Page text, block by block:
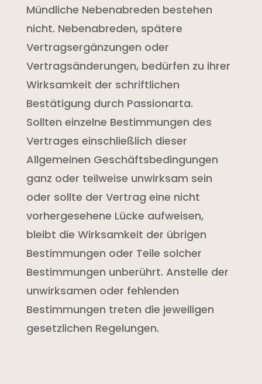
Mündliche Nebenabreden bestehen
nicht. Nebenabreden, spätere
Vertragsergänzungen oder
Vertragsänderungen, bedürfen zu ihrer
Wirksamkeit der schriftlichen
Bestätigung durch Passionarta.
Sollten einzelne Bestimmungen des
Vertrages einschließlich dieser
Allgemeinen Geschäftsbedingungen
ganz oder teilweise unwirksam sein
oder sollte der Vertrag eine nicht
vorhergesehene Lücke aufweisen,
bleibt die Wirksamkeit der übrigen
Bestimmungen oder Teile solcher
Bestimmungen unberührt. Anstelle der
unwirksamen oder fehlenden
Bestimmungen treten die jeweiligen
gesetzlichen Regelungen.